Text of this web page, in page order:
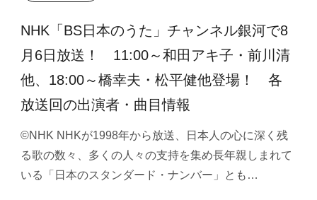
NHK「BS日本のうた」チャンネル銀河で8
月6日放送！ 11:00～和田アキ子・前川清
他、18:00～橋幸夫・松平健他登場！ 各
放送回の出演者・曲目情報
©NHK NHKが1998年から放送、日本人の心に深く残
る歌の数々、多くの人々の支持を集め長年親しまれて
いる「日本のスタンダード・ナンバー」とも…